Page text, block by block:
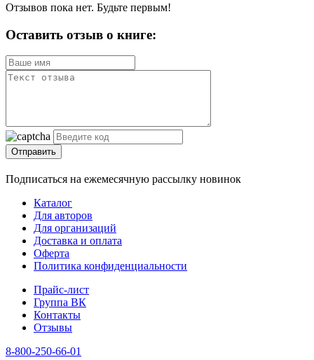
Отзывов пока нет. Будьте первым!
Оставить отзыв о книге:
Отправить
Подписаться на ежемесячную рассылку новинок
Каталог
Для авторов
Для организаций
Доставка и оплата
Оферта
Политика конфиденциальности
Прайс-лист
Группа ВК
Контакты
Отзывы
8-800-250-66-01